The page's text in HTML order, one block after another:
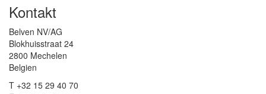
Kontakt
Belven NV/AG
Blokhuisstraat 24
2800 Mechelen
Belgien
T +32 15 29 40 70